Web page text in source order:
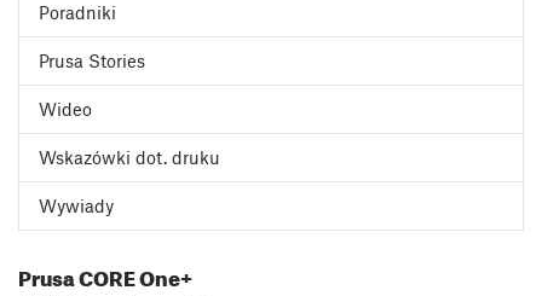
Poradniki
Prusa Stories
Wideo
Wskazówki dot. druku
Wywiady
Prusa CORE One+